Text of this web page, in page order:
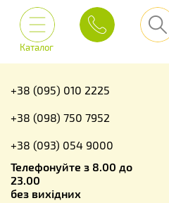
Каталог
+38 (095) 010 2225
+38 (098) 750 7952
+38 (093) 054 9000
Телефонуйте з 8.00 до
23.00
без вихідних